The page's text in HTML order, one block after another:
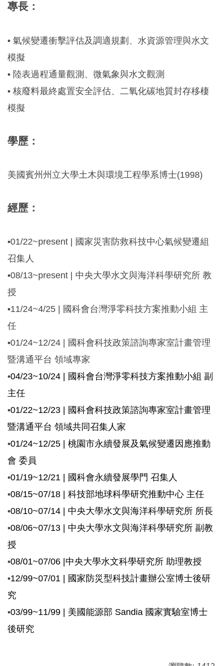
專長：
• 氣候變遷衝擊評估及調適規劃、水資源管理與水文
模擬
• 陸表過程通量觀測、微氣象與水文觀測
• 核廢料最終處置安全評估、二氧化碳地質封存移棲
模擬
學歷：
美國賓州州立大學土木與環境工程學系博士(1998)
經歷：
•01/22~present | 國家災害防救科技中心氣候變遷組
召集人
•08/13~present | 中央大學水文與海洋科學研究所 教
授
•11/24~4/25 | 國科會台灣淨零科技方案推動小組 主
任
•01/24~12/24 | 國科會科技政策諮詢專家室計畫管理
暨溝通平台 領域專家
•04/23~10/24 |
國科會台灣淨零科技方案推動小組 副
主任
•01/22~12/23 |
國科會科技政策諮詢專家室計畫管理
暨溝通平台 領域共同召集人家
•01/24~12/25 | 桃園市永續發展及氣候變遷因應推動
會 委員
•01/19~12/21 |
國科會永續發展學門 召集人
•08/15~07/18 | 科技部地球科學研究推動中心 主任
•08/10~07/14 | 中央大學水文與海洋科學研究所 所長
•08/06~07/13 | 中央大學水文與海洋科學研究所 副教
授
•08/01~07/06 | 中央大學水文科學研究所 助理教授
•12/99~07/01 |
國家防災型科技計畫辦公室博士後研
究
•03/99~11/99 | 美國能源部 Sandia 國家實驗室博士
後研究